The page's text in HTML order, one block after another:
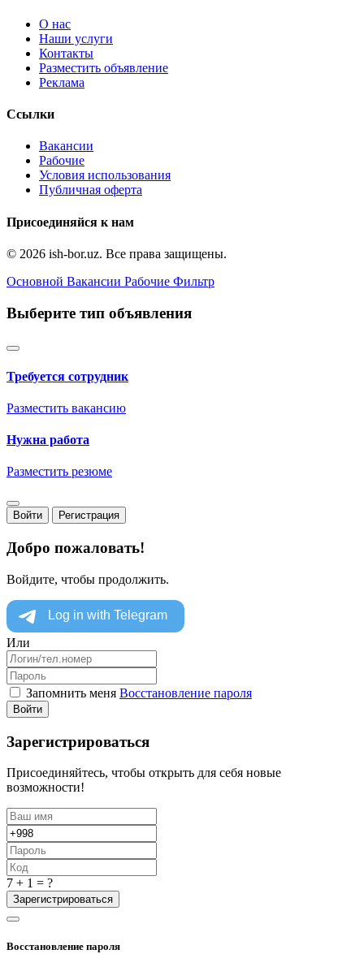
О нас
Наши услуги
Контакты
Разместить объявление
Реклама
Ссылки
Вакансии
Рабочие
Условия использования
Публичная оферта
Присоединяйся к нам
© 2026 ish-bor.uz. Все права защищены.
Основной Вакансии Рабочие Фильтр
Выберите тип объявления
Требуется сотрудник
Разместить вакансию
Нужна работа
Разместить резюме
Войти Регистрация
Добро пожаловать!
Войдите, чтобы продолжить.
Или
Запомнить меня Восстановление пароля
Войти
Зарегистрироваться
Присоединяйтесь, чтобы открыть для себя новые
возможности!
7 + 1 = ?
Зарегистрироваться
Восстановление пароля